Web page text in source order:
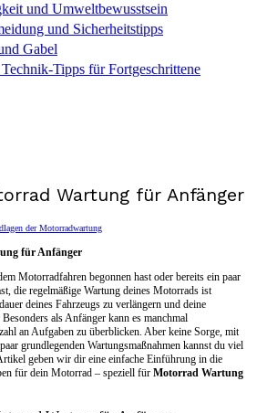
und Umweltbewusstsein
und Sicherheitstipps
Gabel
Tipps für Fortgeschrittene
Wartung für Anfänger
der Motorradwartung
für Anfänger
Motorradfahren begonnen hast oder bereits ein paar
die regelmäßige Wartung deines Motorrads ist
deines Fahrzeugs zu verlängern und deine
als Anfänger kann es manchmal
an Aufgaben zu überblicken. Aber keine Sorge, mit
grundlegenden Wartungsmaßnahmen kannst du viel
geben wir dir eine einfache Einführung in die
für dein Motorrad – speziell für Motorrad Wartung